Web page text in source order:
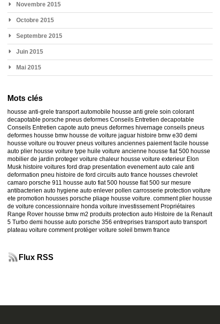
Novembre 2015
Octobre 2015
Septembre 2015
Juin 2015
Mai 2015
Mots clés
housse anti-grele transport automobile housse anti grele soin colorant
decapotable porsche pneus deformes Conseils Entretien decapotable
Conseils Entretien capote auto pneus deformes hivernage conseils pneus
deformes housse bmw housse de voiture jaguar histoire bmw e30 demi
housse voiture ou trouver pneus voitures anciennes paiement facile housse
auto plier housse voiture type huile voiture ancienne housse fiat 500 housse
mobilier de jardin proteger voiture chaleur housse voiture exterieur Elon
Musk histoire voitures ford drap presentation evenement auto cale anti
deformation pneu histoire de ford circuits auto france housses chevrolet
camaro porsche 911 housse auto fiat 500 housse fiat 500 sur mesure
antibacterien auto hygiene auto enlever pollen carrosserie protection voiture
ete promotion housses porsche pliage housse voiture. comment plier housse
de voiture concessionnaire honda voiture investissement Propriétaires
Range Rover housse bmw m2 produits protection auto Histoire de la Renault
5 Turbo demi housse auto porsche 356 entreprises transport auto transport
plateau voiture comment protéger voiture soleil bmwm france
Flux RSS